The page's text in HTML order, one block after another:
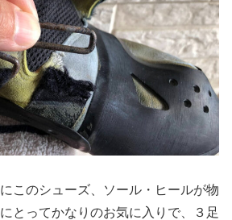
このシューズ、ソール・ヒールが物
とってかなりのお気に入りで、３足